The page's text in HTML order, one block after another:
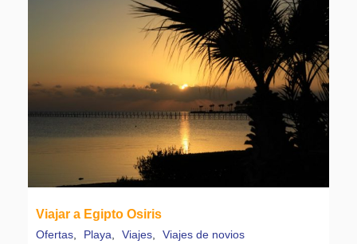
Viajar a Egipto Osiris
Ofertas, Playa, Viajes,
Viajes de novios